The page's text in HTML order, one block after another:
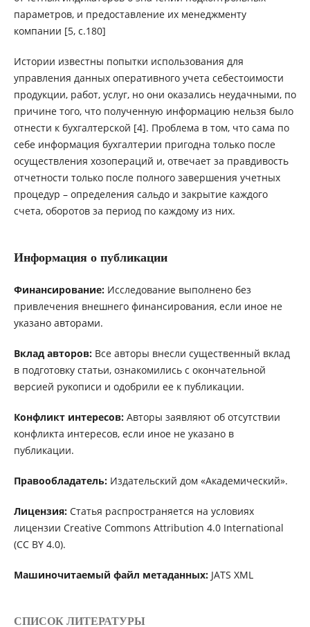
параметров, и предоставление их менеджменту
компании [5, с.180]
Истории известны попытки использования для
управления данных оперативного учета себестоимости
продукции, работ, услуг, но они оказались неудачными, по
причине того, что полученную информацию нельзя было
отнести к бухгалтерской [4]. Проблема в том, что сама по
себе информация бухгалтерии пригодна только после
осуществления хозопераций и, отвечает за правдивость
отчетности только после полного завершения учетных
процедур – определения сальдо и закрытие каждого
счета, оборотов за период по каждому из них.
Информация о публикации
Финансирование:Исследование выполнено без
привлечения внешнего финансирования, если иное не
указано авторами.
Вклад авторов:Все авторы внесли существенный вклад
в подготовку статьи, ознакомились с окончательной
версией рукописи и одобрили ее к публикации.
Конфликт интересов:Авторы заявляют об отсутствии
конфликта интересов, если иное не указано в
публикации.
Правообладатель:Издательский дом «Академический».
Лицензия:Статья распространяется на условиях
лицензии Creative Commons Attribution 4.0 International
(CC BY 4.0).
Машиночитаемый файл метаданных:JATS XML
СПИСОК ЛИТЕРАТУРЫ